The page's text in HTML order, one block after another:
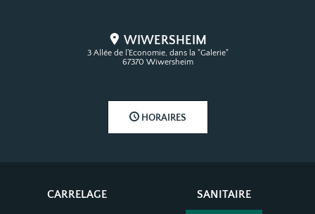
WIWERSHEIM
3 Allée de l'Economie, dans la "Galerie"
67370 Wiwersheim
HORAIRES
CARRELAGE SANITAIRE